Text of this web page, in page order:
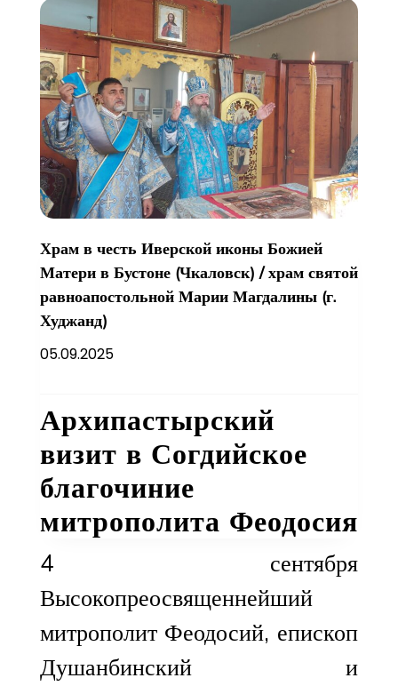
Храм в честь Иверской иконы Божией
Матери в Бустоне (Чкаловск) /храм святой
равноапостольной Марии Магдалины (г.
Худжанд)
05.09.2025
Архипастырский
визит в Согдийское
благочиние
митрополита Феодосия
4 сентября
Высокопреосвященнейший
митрополит Феодосий, епископ
Душанбинский и